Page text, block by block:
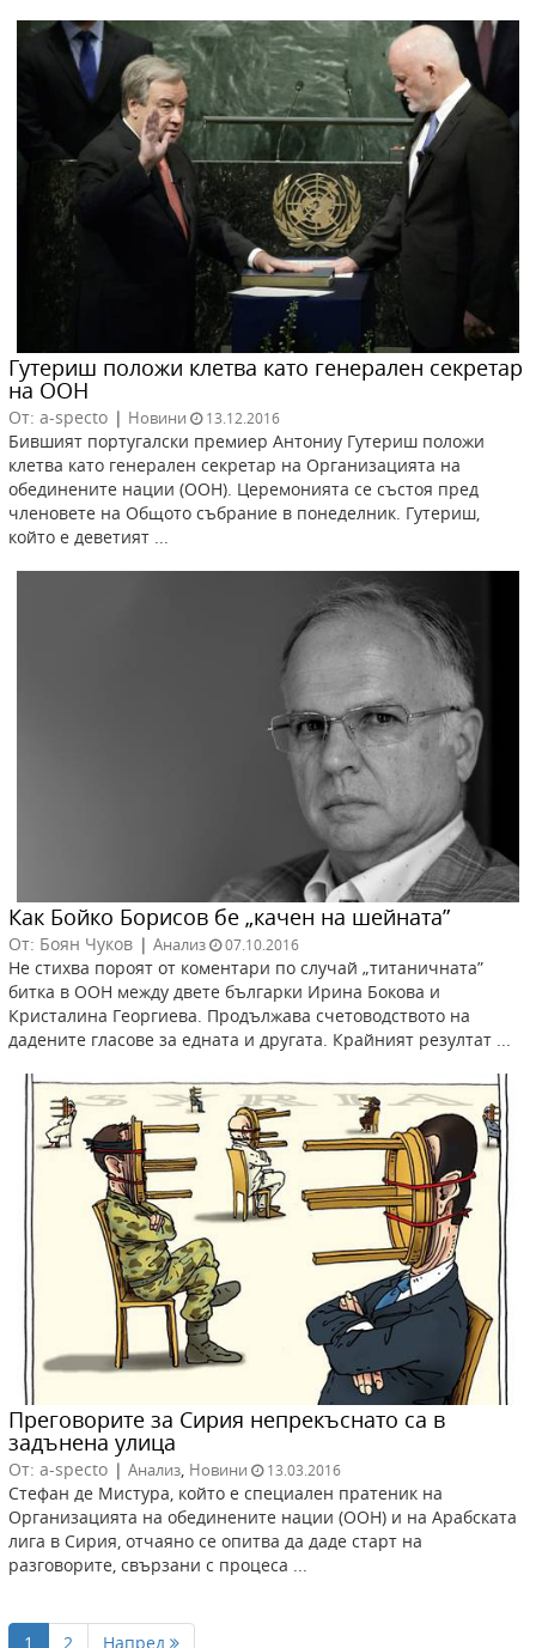
Гутериш положи клетва като генерален секретар
на ООН
От: a-specto | Новини 13.12.2016
Бившият португалски премиер Антониу Гутериш положи
клетва като генерален секретар на Организацията на
обединените нации (ООН). Церемонията се състоя пред
членовете на Общото събрание в понеделник. Гутериш,
който е деветият ...
Как Бойко Борисов бе „качен на шейната”
От: Боян Чуков | Анализ 07.10.2016
Не стихва пороят от коментари по случай „титаничната”
битка в ООН между двете българки Ирина Бокова и
Кристалина Георгиева. Продължава счетоводството на
дадените гласове за едната и другата. Крайният резултат ...
Преговорите за Сирия непрекъснато са в
задънена улица
От: a-specto | Анализ, Новини 13.03.2016
Стефан де Мистура, който е специален пратеник на
Организацията на обединените нации (ООН) и на Арабската
лига в Сирия, отчаяно се опитва да даде старт на
разговорите, свързани с процеса ...
1 2 Напред